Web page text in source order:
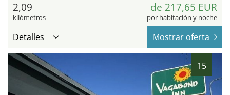
2,09
kilómetros
de 217,65 EUR
por habitación y noche
Detalles Mostrar oferta
15